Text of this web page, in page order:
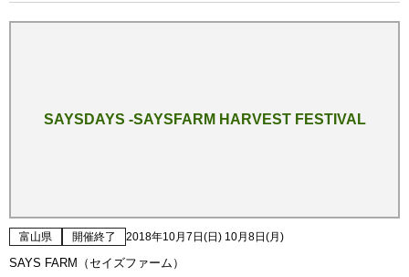
SAYSDAYS -SAYSFARM HARVEST FESTIVAL
富山県 開催終了 2018年10月7日(日) 10月8日(月)
SAYS FARM（セイズファーム）